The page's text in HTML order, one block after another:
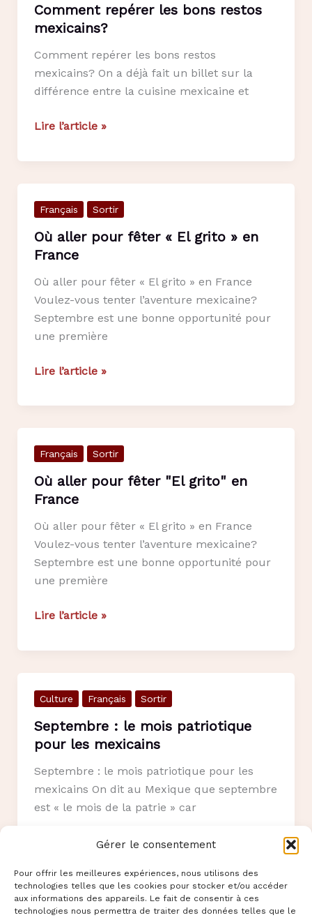
Gérer le consentement
Pour offrir les meilleures expériences, nous utilisons des
technologies telles que les cookies pour stocker et/ou accéder
aux informations des appareils. Le fait de consentir à ces
technologies nous permettra de traiter des données telles que le
Comment repérer les bons restos
mexicains?
Comment repérer les bons restos
mexicains? On a déjà fait un billet sur la
différence entre la cuisine mexicaine et
Comment
les
restos
mexicains?
Lire l’article »
Français Sortir
Où aller pour fêter « El grito » en
France
Où aller pour fêter « El grito » en France
Voulez-vous tenter l’aventure mexicaine?
Septembre est une bonne opportunité pour
une première
Où
pour
« El
grito »
en
France
Lire l’article »
Français Sortir
Où aller pour fêter "El grito" en
France
Où aller pour fêter « El grito » en France
Voulez-vous tenter l’aventure mexicaine?
Septembre est une bonne opportunité pour
une première
Où
pour
"El
grito"
en
France
Lire l’article »
Culture Français Sortir
Septembre : le mois patriotique
pour les mexicains
Septembre : le mois patriotique pour les
mexicains On dit au Mexique que septembre
est « le mois de la patrie » car
le
mois
patriotique
Lire l’article »